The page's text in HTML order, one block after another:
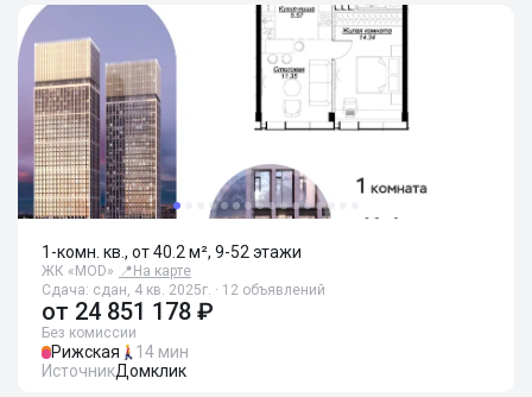
1-комн. кв., от 40.2 м², 9-52 этажи
ЖК «MOD» 📍 На карте
Сдача: сдан, 4 кв. 2025г. · 12 объявлений
от 24 851 178 ₽
Без комиссии
Рижская
14 мин
ИсточникДомклик